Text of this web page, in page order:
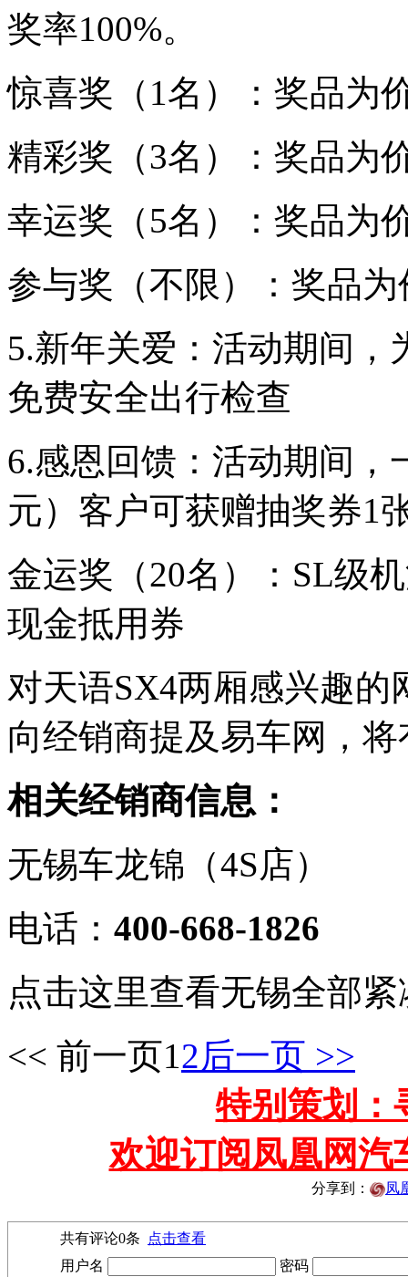
奖率100%。
惊喜奖（1名）：奖品为
精彩奖（3名）：奖品为
幸运奖（5名）：奖品为
参与奖（不限）：奖品
5.新年关爱：活动期间，
免费安全出行检查
6.感恩回馈：活动期间，
元）客户可获赠抽奖券1
金运奖（20名）：SL级
现金抵用券
对天语SX4两厢感兴趣
向经销商提及易车网，
相关经销商信息：
无锡车龙锦（4S店）
电话： 400-668-1826
点击这里查看无锡全部
<< 前一页12后一页 >>
特别策划：
欢迎订阅凤凰网汽
分享到： 凤
共有评论0条
点击查看
用户名
密码